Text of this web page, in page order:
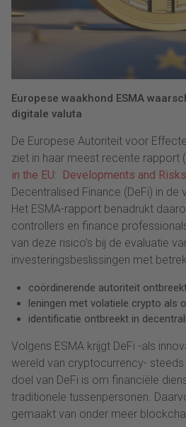
Europese waakhond ESMA
digitale valuta
De Europese Autoriteit voor
ziet in haar meest recente rapport
in the EU: Developments and Risks
Decentralised Finance (DeFi) in de
Het ESMA-rapport benadrukt
controllers en finance
van deze risico’s bij de evaluatie
investeringsbeslissingen met
coördinerende autoriteit
leningen met volatiele crypto als
identificatie ontbreekt in
Volgens ESMA krijgt DeFi -als
wereld van cryptocurrency-
doel van DeFi is om financiële
traditionele tussenpersonen.
gemaakt van onder meer